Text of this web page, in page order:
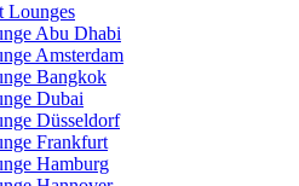
Lounges
Abu Dhabi
Amsterdam
Bangkok
Dubai
Düsseldorf
Frankfurt
Hamburg